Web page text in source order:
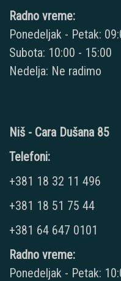
Radno vreme:
Ponedeljak - Petak:
Subota: 10:00 - 15:00
Nedelja: Ne radimo
Niš - Cara Dušana 85
Telefoni:
+381 18 32 11 496
+381 18 51 75 44
+381 64 647 0101
Radno vreme:
Ponedeljak - Petak: